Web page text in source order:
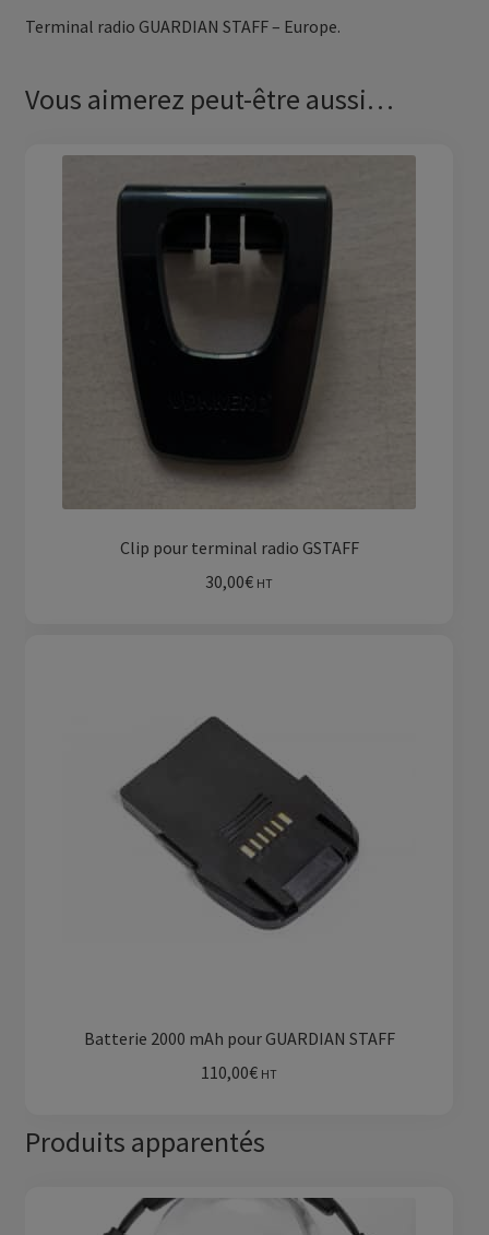
Terminal radio GUARDIAN STAFF – Europe.
Vous aimerez peut-être aussi…
Clip pour terminal radio GSTAFF
30,00€ HT
Batterie 2000 mAh pour GUARDIAN STAFF
110,00€ HT
Produits apparentés